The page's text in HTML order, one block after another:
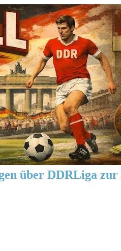
über DDRLiga zur